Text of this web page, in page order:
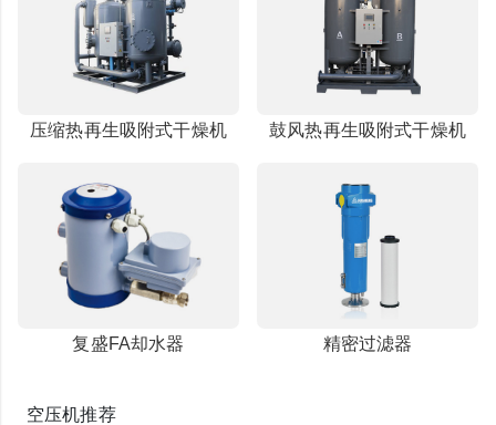
压缩热再生吸附式干燥机 鼓风热再生吸附式干燥机
复盛FA却水器 精密过滤器
空压机推荐